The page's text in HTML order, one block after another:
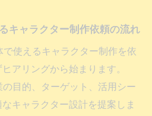
キャラクター制作依頼の流れ
使えるキャラクター制作を依
アリングから始まります。
目的、ターゲット、活用シー
キャラクター設計を提案しま